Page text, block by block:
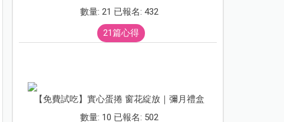
數量: 21 已報名: 432
21篇心得
【免費試吃】實心蛋捲 窗花綻放｜彌月禮盒
數量: 10 已報名: 502